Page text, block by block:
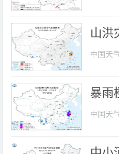
山洪
中国天
暴雨
中国天